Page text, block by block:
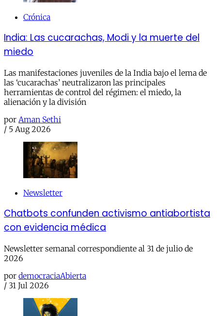
Crónica
India: Las cucarachas, Modi y la muerte del
miedo
Las manifestaciones juveniles de la India bajo el lema de
las ‘cucarachas’ neutralizaron las principales
herramientas de control del régimen: el miedo, la
alienación y la división
por Aman Sethi
/ 5 Aug 2026
Newsletter
Chatbots confunden activismo antiabortista
con evidencia médica
Newsletter semanal correspondiente al 31 de julio de
2026
por democraciaAbierta
/ 31 Jul 2026